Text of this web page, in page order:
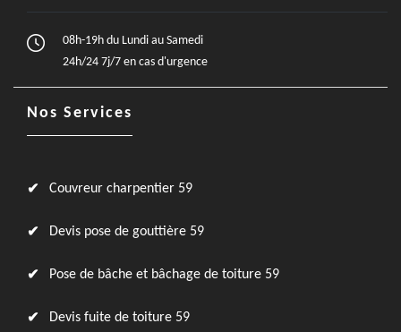
08h-19h du Lundi au Samedi
24h/24 7j/7 en cas d'urgence
Nos Services
Couvreur charpentier 59
Devis pose de gouttière 59
Pose de bâche et bâchage de toiture 59
Devis fuite de toiture 59